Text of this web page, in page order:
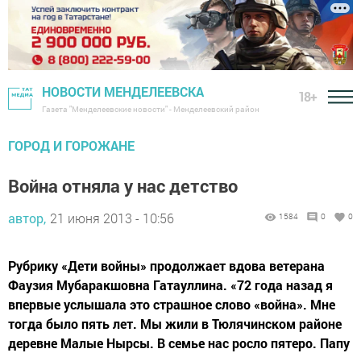
НОВОСТИ МЕНДЕЛЕЕВСКА
Газета "Менделеевские новости" - Менделеевский район
18+
ГОРОД И ГОРОЖАНЕ
Война отняла у нас детство
автор, 21 июня 2013 - 10:56 1584 0 0
Рубрику «Дети войны» продолжает вдова ветерана
Фаузия Мубаракшовна Гатауллина. «72 года назад я
впервые услышала это страшное слово «война». Мне
тогда было пять лет. Мы жили в Тюлячинском районе
деревне Малые Нырсы. В семье нас росло пятеро. Папу